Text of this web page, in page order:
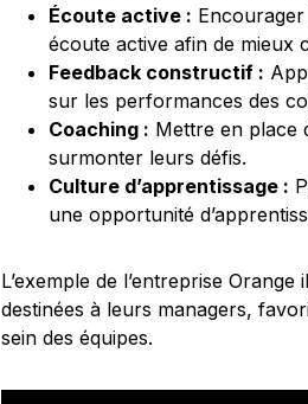
Écoute active :
écoute active afin de mieux
Feedback constructif :
sur les performances des
Coaching : Mettre en place
surmonter leurs défis.
Culture d’apprentissage :
une opportunité
L’exemple de l’entreprise
destinées à leurs managers,
sein des équipes.